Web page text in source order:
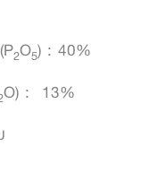
2O5) : 40%
O) : 13%